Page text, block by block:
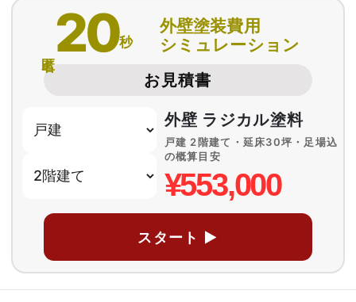
20秒
外壁塗装費用
シミュレーション
お見積書
外壁 ラジカル塗料
戸建 2階建て・延床30坪・足場込
の概算目安
¥553,000
スタート ▶